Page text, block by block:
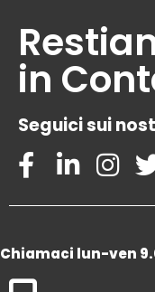
in
Seguici sui
Chiamaci lun-ven